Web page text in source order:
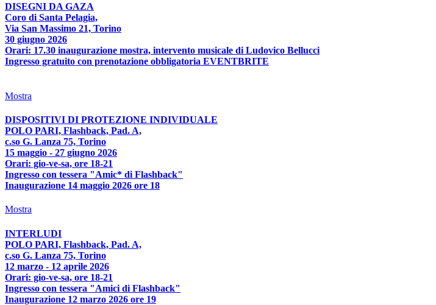
DISEGNI DA GAZA
Coro di Santa Pelagia,
Via San Massimo 21, Torino
30 giugno 2026
Orari: 17.30 inaugurazione mostra, intervento musicale di Ludovico Bellucci
Ingresso gratuito con prenotazione obbligatoria EVENTBRITE
Mostra
DISPOSITIVI DI PROTEZIONE INDIVIDUALE
POLO PARI, Flashback, Pad. A,
c.so G. Lanza 75, Torino
15 maggio - 27 giugno 2026
Orari: gio-ve-sa, ore 18-21
Ingresso con tessera "Amic* di Flashback"
Inaugurazione 14 maggio 2026 ore 18
Mostra
INTERLUDI
POLO PARI, Flashback, Pad. A,
c.so G. Lanza 75, Torino
12 marzo - 12 aprile 2026
Orari: gio-ve-sa, ore 18-21
Ingresso con tessera "Amici di Flashback"
Inaugurazione 12 marzo 2026 ore 19